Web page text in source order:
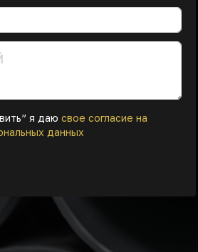
я даю свое согласие на
данных